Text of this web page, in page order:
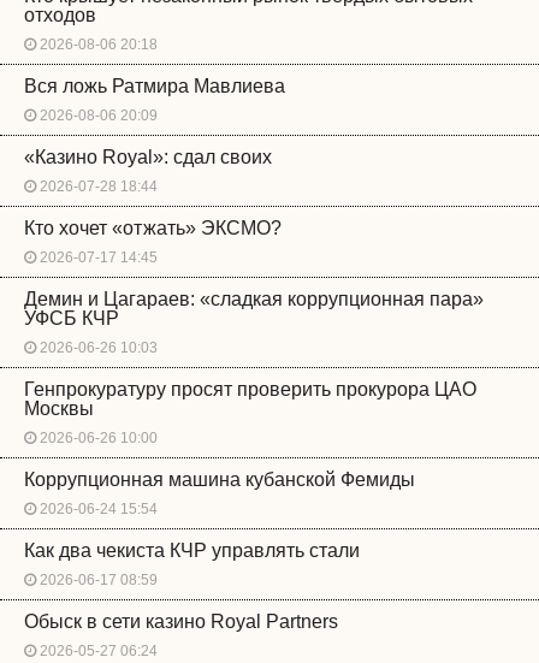
отходов
2026-08-06 20:18
Вся ложь Ратмира Мавлиева
2026-08-06 20:09
«Казино Royal»: сдал своих
2026-07-28 18:44
Кто хочет «отжать» ЭКСМО?
2026-07-17 14:45
Демин и Цагараев: «сладкая коррупционная пара»
УФСБ КЧР
2026-06-26 10:03
Генпрокуратуру просят проверить прокурора ЦАО
Москвы
2026-06-26 10:00
Коррупционная машина кубанской Фемиды
2026-06-24 15:54
Как два чекиста КЧР управлять стали
2026-06-17 08:59
Обыск в сети казино Royal Partners
2026-05-27 06:24